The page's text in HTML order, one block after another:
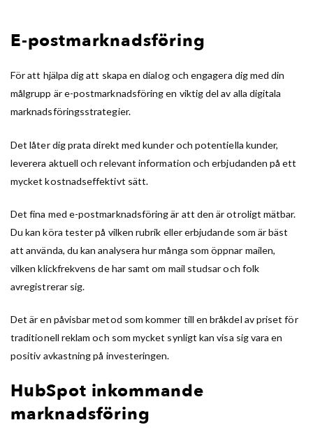
E-postmarknadsföring
För att hjälpa dig att skapa en dialog och engagera dig med din
målgrupp är e-postmarknadsföring en viktig del av alla digitala
marknadsföringsstrategier.
Det låter dig prata direkt med kunder och potentiella kunder,
leverera aktuell och relevant information och erbjudanden på ett
mycket kostnadseffektivt sätt.
Det fina med e-postmarknadsföring är att den är otroligt mätbar.
Du kan köra tester på vilken rubrik eller erbjudande som är bäst
att använda, du kan analysera hur många som öppnar mailen,
vilken klickfrekvens de har samt om mail studsar och folk
avregistrerar sig.
Det är en påvisbar metod som kommer till en bråkdel av priset för
traditionell reklam och som mycket synligt kan visa sig vara en
positiv avkastning på investeringen.
HubSpot inkommande
marknadsföring